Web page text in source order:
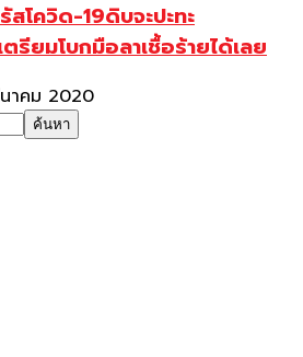
สโควิด-19ดิบจะปะทะ
รียมโบกมือลาเชื้อร้ายได้เลย
าคม 2020